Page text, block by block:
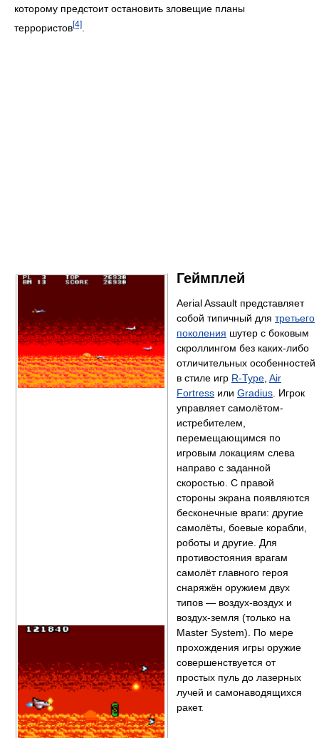
которому предстоит остановить зловещие планы
террористов[4]
Геймплей
Aerial Assault представляет
собой типичный для третьего
поколения шутер с боковым
скроллингом без каких-либо
отличительных особенностей
в стиле игр R-Type Air
Fortress или Gradius . Игрок
управляет самолётом-
истребителем,
перемещающимся по
игровым локациям слева
направо с заданной
скоростью. С правой
стороны экрана появляются
бесконечные враги: другие
самолёты, боевые корабли,
роботы и другие. Для
противостояния врагам
самолёт главного героя
снаряжён оружием двух
типов — воздух-воздух и
воздух-земля (только на
Master System). По мере
прохождения игры оружие
совершенствуется от
простых пуль до лазерных
лучей и самонаводящихся
ракет.